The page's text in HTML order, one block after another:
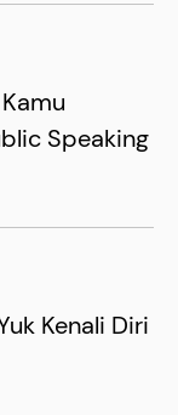
Speaking
Kenali Diri